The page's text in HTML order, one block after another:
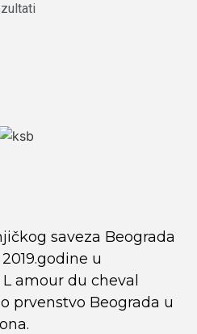
saveza Beograda
u
amour du cheval
prvenstvo Beograda u